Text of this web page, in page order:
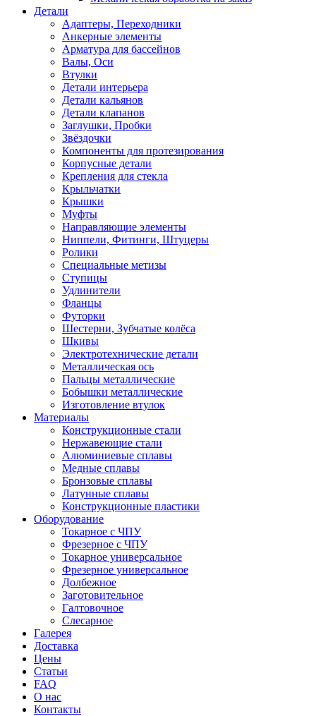
Детали
Адаптеры, Переходники
Анкерные элементы
Арматура для бассейнов
Валы, Оси
Втулки
Детали интерьера
Детали кальянов
Детали клапанов
Заглушки, Пробки
Звёздочки
Компоненты для протезирования
Корпусные детали
Крепления для стекла
Крыльчатки
Крышки
Муфты
Направляющие элементы
Ниппели, Фитинги, Штуцеры
Ролики
Специальные метизы
Ступицы
Удлинители
Фланцы
Футорки
Шестерни, Зубчатые колёса
Шкивы
Электротехнические детали
Металлическая ось
Пальцы металлические
Бобышки металлические
Изготовление втулок
Материалы
Конструкционные стали
Нержавеющие стали
Алюминиевые сплавы
Медные сплавы
Бронзовые сплавы
Латунные сплавы
Конструкционные пластики
Оборудование
Токарное c ЧПУ
Фрезерное c ЧПУ
Токарное универсальное
Фрезерное универсальное
Долбежное
Заготовительное
Галтовочное
Слесарное
Галерея
Доставка
Цены
Статьи
FAQ
О нас
Контакты